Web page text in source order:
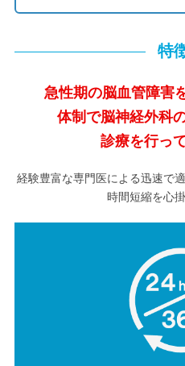
特
急性期の脳血管障害
体制で脳神経外科
診療を行っ
経験豊富な専門医による迅速で
時間短縮を心